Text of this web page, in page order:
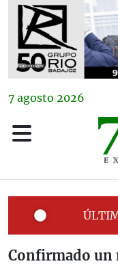
7 agosto 2026
Confirmado un